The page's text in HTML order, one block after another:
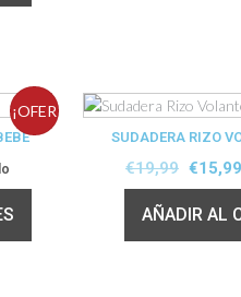
¡OFER
SUDADERA RIZO
€19,99 €15,99
AÑADIR AL